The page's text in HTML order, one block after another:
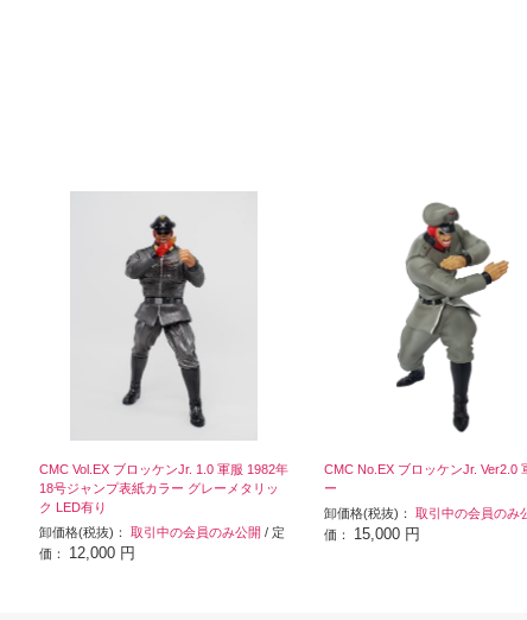
CMC Vol.EX ブロッケンJr. 1.0 軍服 1982年
18号ジャンプ表紙カラー グレーメタリッ
ク LED有り
卸価格(税抜)： 取引中の会員のみ公開 / 定
価： 12,000 円
CMC No.EX ブロッケンJr. Ver2.0
ー
卸価格(税抜)： 取引中の会員のみ
価： 15,000 円